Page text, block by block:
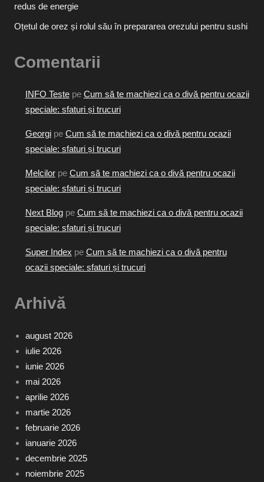
redus de energie
Oțetul de orez și rolul său în prepararea orezului pentru sushi
Comentarii
INFO Testepe Cum să te machiezi ca o divă pentru ocazii
speciale: sfaturi și trucuri
Georgipe Cum să te machiezi ca o divă pentru ocazii
speciale: sfaturi și trucuri
Melcilorpe Cum să te machiezi ca o divă pentru ocazii
speciale: sfaturi și trucuri
Next Blogpe Cum să te machiezi ca o divă pentru ocazii
speciale: sfaturi și trucuri
Super Index pe Cum să te machiezi ca o divă pentru
ocazii speciale: sfaturi și trucuri
Arhivă
august 2026
iulie 2026
iunie 2026
mai 2026
aprilie 2026
martie 2026
februarie 2026
ianuarie 2026
decembrie 2025
noiembrie 2025